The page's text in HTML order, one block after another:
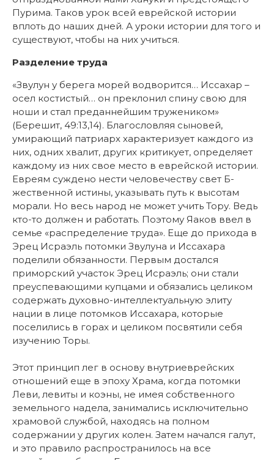
Пурима. Таков урок всей еврейской истории
вплоть до наших дней. А уроки истории для того и
существуют, чтобы на них учиться.
Разделение труда
«Звулун у берега морей водворится… Иссахар –
осел костистый… он преклонил спину свою для
ноши и стал преданнейшим тружеником»
(Берешит, 49:13,14). Благословляя сыновей,
умирающий патриарх характеризует каждого из
них, одних хвалит, других критикует, определяет
каждому из них свое место в еврейской истории.
Евреям суждено нести человечеству свет Б-
жественной истины, указывать путь к высотам
морали. Но весь народ не может учить Тору. Ведь
кто-то должен и работать. Поэтому Яаков ввел в
семье «распределение труда». Еще до прихода в
Эрец Исраэль потомки Звулуна и Иссахара
поделили обязанности. Первым достался
приморский участок Эрец Исраэль; они стали
преуспевающими купцами и обязались целиком
содержать духовно-интеллектуальную элиту
нации в лице потомков Иссахара, которые
поселились в горах и целиком посвятили себя
изучению Торы.
Этот принцип лег в основу внутриеврейских
отношений еще в эпоху Храма, когда потомки
Леви, левиты и коэны, не имея собственного
земельного надела, занимались исключительно
храмовой службой, находясь на полном
содержании у других колен. Затем начался галут,
и это правило распространилось на все